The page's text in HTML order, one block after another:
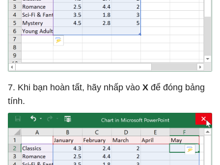
7. Khi bạn hoàn tất, hãy nhấp vào X để đóng bảng
tính.